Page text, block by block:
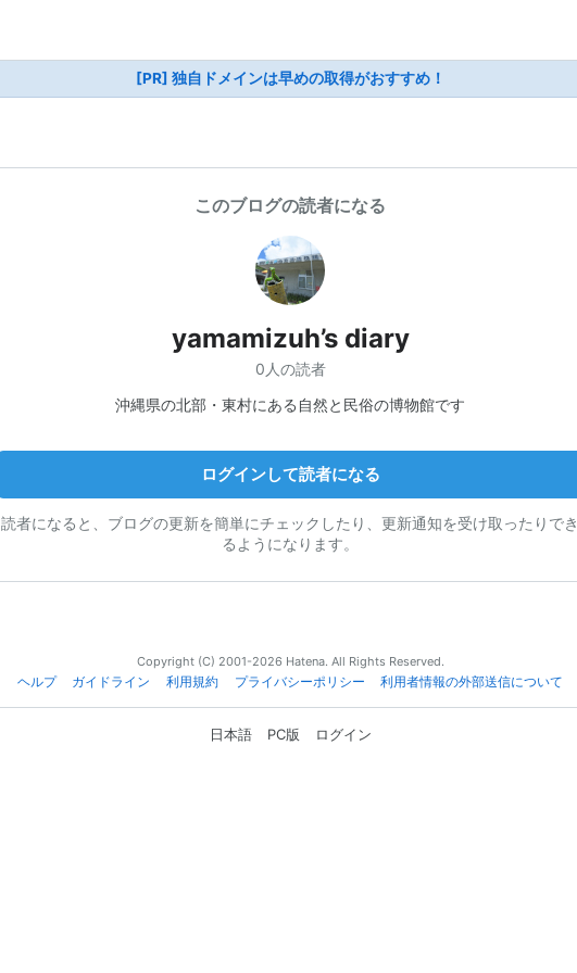
[PR] 独自ドメインは早めの取得がおすすめ！
このブログの読者になる
yamamizuh’s diary
0人の読者
沖縄県の北部・東村にある自然と民俗の博物館です
ログインして読者になる
読者になると、ブログの更新を簡単にチェックしたり、更新通知を受け取ったりでき
るようになります。
Copyright (C) 2001-2026 Hatena. All Rights Reserved.
ヘルプ
ガイドライン 利用規約 プライバシーポリシー 利用者情報の外部送信について
日本語 PC版 ログイン